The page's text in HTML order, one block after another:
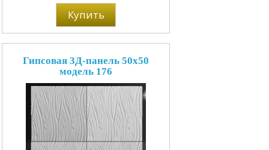
Купить
Гипсовая 3Д-панель 50x50
модель 176